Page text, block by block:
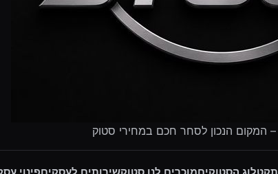
– המקום הנכון לסחר חכם במחירי סטוק